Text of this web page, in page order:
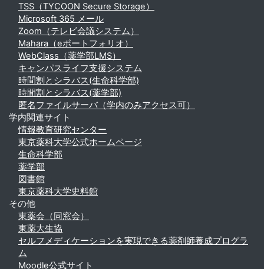
TSS（TYCOON Secure Storage）
Microsoft 365 メール
Zoom（テレビ会議システム）
Mahara（eポートフォリオ）
WebClass（薬学部LMS）
キャンパスライフ支援システム
時間割とシラバス(生命科学部)
時間割とシラバス(薬学部)
匿名ファイルサーバ（学内のみアクセス可）
学内関連サイト
情報教育研究センター
東京薬科大学公式ホームページ
生命科学部
薬学部
図書館
東京薬科大学史料館
その他
東薬会（同窓会）
東薬大生協
セルフメディケーションを実現できる薬剤師養成プログラ
ム
Moodle公式サイト